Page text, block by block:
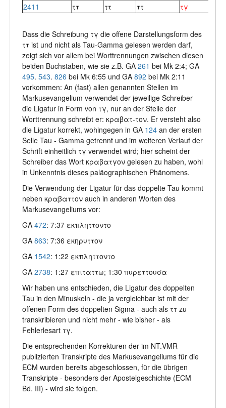
2411
ττ ττ ττ τγ
Dass die Schreibung τγ die offene Darstellungsform des
ττ ist und nicht als Tau-Gamma gelesen werden darf,
zeigt sich vor allem bei Worttrennungen zwischen diesen
beiden Buchstaben, wie sie z.B. GA 261 bei Mk 2:4; GA
495. 543. 826 bei Mk 6:55 und GA 892 bei Mk 2:11
vorkommen: An (fast) allen genannten Stellen im
Markusevangelium verwendet der jeweilige Schreiber
die Ligatur in Form von τγ, nur an der Stelle der
Worttrennung schreibt er: κραβατ-τον. Er versteht also
die Ligatur korrekt, wohingegen in GA 124 an der ersten
Selle Tau - Gamma getrennt und im weiteren Verlauf der
Schrift einheitlich τγ verwendet wird; hier scheint der
Schreiber das Wort κραβατγον gelesen zu haben, wohl
in Unkenntnis dieses paläographischen Phänomens.
Die Verwendung der Ligatur für das doppelte Tau kommt
neben κραβαττον auch in anderen Worten des
Markusevangeliums vor:
GA 472: 7:37 εκπληττοντο
GA 863: 7:36 εκηρυττον
GA 1542: 1:22 εκπληττοντο
GA 2738: 1:27 επιταττω; 1:30 πυρεττουσα
Wir haben uns entschieden, die Ligatur des doppelten
Tau in den Minuskeln - die ja vergleichbar ist mit der
offenen Form des doppelten Sigma - auch als ττ zu
transkribieren und nicht mehr - wie bisher - als
Fehlerlesart τγ.
Die entsprechenden Korrekturen der im NT.VMR
publizierten Transkripte des Markusevangeliums für die
ECM wurden bereits abgeschlossen, für die übrigen
Transkripte - besonders der Apostelgeschichte (ECM
Bd. III) - wird sie folgen.